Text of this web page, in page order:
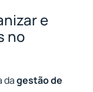
e
no
dagestão de